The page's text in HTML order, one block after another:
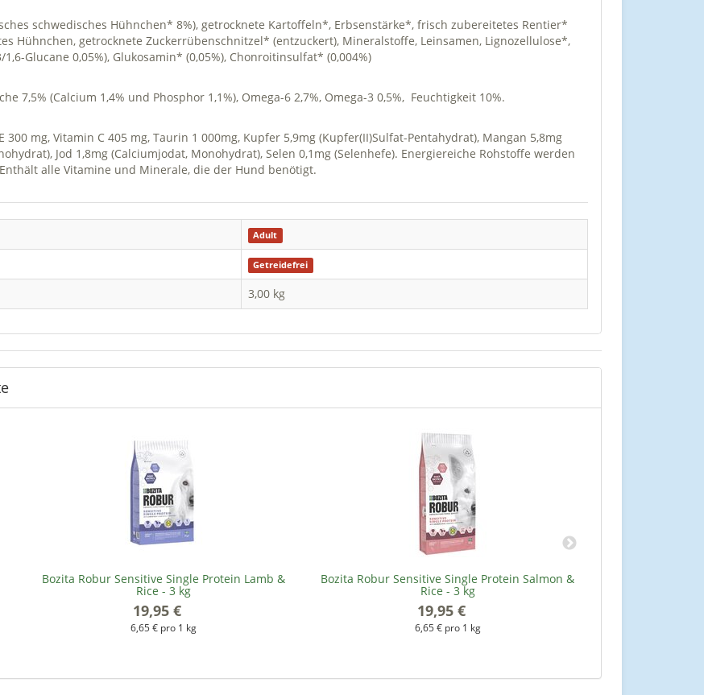
schwedisches Hühnchen* 8%), getrocknete Kartoffeln*, Erbsenstärke*, frisch zubereitetes Rentier*
Hühnchen, getrocknete Zuckerrübenschnitzel* (entzuckert), Mineralstoffe, Leinsamen, Lignozellulose*,
1,6-Glucane 0,05%), Glukosamin* (0,05%), Chonroitinsulfat* (0,004%)
7,5% (Calcium 1,4% und Phosphor 1,1%), Omega-6 2,7%, Omega-3 0,5%, Feuchtigkeit 10%.
300 mg, Vitamin C 405 mg, Taurin 1 000mg, Kupfer 5,9mg (Kupfer(II)Sulfat-Pentahydrat), Mangan 5,8mg
Jod 1,8mg (Calciumjodat, Monohydrat), Selen 0,1mg (Selenhefe). Energiereiche Rohstoffe werden
alle Vitamine und Minerale, die der Hund benötigt.
Adult
Getreidefrei
3,00 kg
Bozita Robur Sensitive Single Protein Lamb &
Rice - 3 kg
19,95 €
6,65 € pro 1 kg
Bozita Robur Sensitive Single Protein Salmon &
Rice - 3 kg
19,95 €
6,65 € pro 1 kg